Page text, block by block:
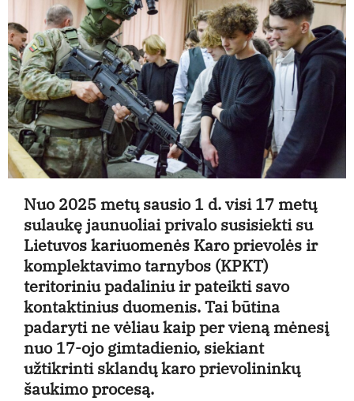
Nuo 2025 metų sausio 1 d. visi 17 metų
sulaukę jaunuoliai privalo susisiekti su
Lietuvos kariuomenės Karo prievolės ir
komplektavimo tarnybos (KPKT)
teritoriniu padaliniu ir pateikti savo
kontaktinius duomenis. Tai būtina
padaryti ne vėliau kaip per vieną mėnesį
nuo 17-ojo gimtadienio, siekiant
užtikrinti sklandų karo prievolininkų
šaukimo procesą.